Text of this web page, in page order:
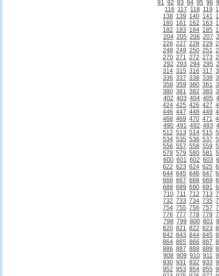
91 92 93 94 95 96
116 117 118 119
138 139 140 141
160 161 162 163
182 183 184 185
204 205 206 207
226 227 228 229
248 249 250 251
270 271 272 273
292 293 294 295
314 315 316 317
336 337 338 339
358 359 360 361
380 381 382 383
402 403 404 405
424 425 426 427
446 447 448 449
468 469 470 471
490 491 492 493
512 513 514 515
534 535 536 537
556 557 558 559
578 579 580 581
600 601 602 603
622 623 624 625
644 645 646 647
666 667 668 669
688 689 690 691
710 711 712 713
732 733 734 735
754 755 756 757
776 777 778 779
798 799 800 801
820 821 822 823
842 843 844 845
864 865 866 867
886 887 888 889
908 909 910 911
930 931 932 933
952 953 954 955